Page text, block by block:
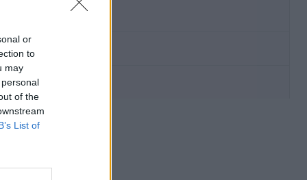
or
to
may
of the
List of